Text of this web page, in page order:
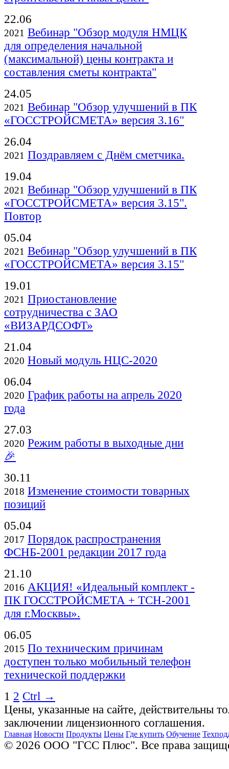
22.06
2021 Вебинар "Обзор модуля НМЦК
для определения начальной
(максимальной) цены контракта и
составления сметы контракта"
24.05
2021 Вебинар "Обзор улучшений в ПК
«ГОССТРОЙСМЕТА» версия 3.16"
26.04
2021 Поздравляем с Днём сметчика.
19.04
2021 Вебинар "Обзор улучшений в ПК
«ГОССТРОЙСМЕТА» версия 3.15".
Повтор
05.04
2021 Вебинар "Обзор улучшений в ПК
«ГОССТРОЙСМЕТА» версия 3.15"
19.01
2021 Приостановление
сотрудничества с ЗАО
«ВИЗАРДСОФТ»
21.04
2020 Новый модуль НЦС-2020
06.04
2020 График работы на апрель 2020
года
27.03
2020 Режим работы в выходные дни
🎉
30.11
2018 Изменение стоимости товарных
позиций
05.04
2017 Порядок распространения
ФСНБ-2001 редакции 2017 года
21.10
2016 АКЦИЯ! «Идеальный комплект -
ПК ГОССТРОЙСМЕТА + ТСН-2001
для г.Москвы».
06.05
2015 По техническим причинам
доступен только мобильный телефон
технической поддержки
1 2 Сtrl →
Цены, указанные на сайте, действительны
заключении лицензионного соглашения.
Главная Новости Продукты Цены Где купить Обучение
© 2026 ООО "ГСС Плюс". Все права